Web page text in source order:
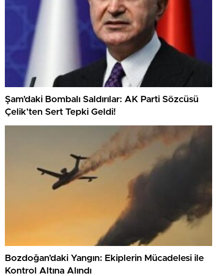
Şam’daki Bombalı Saldırılar: AK Parti Sözcüsü
Çelik’ten Sert Tepki Geldi!
Bozdoğan’daki Yangın: Ekiplerin Mücadelesi ile
Kontrol Altına Alındı